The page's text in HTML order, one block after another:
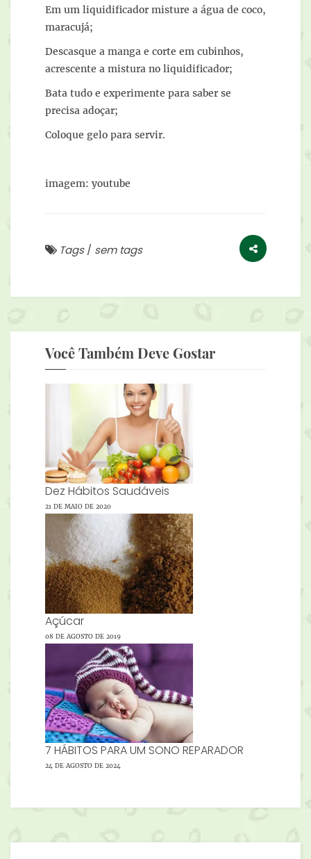
Em um liquidificador misture a água de coco,
maracujá;
Descasque a manga e corte em cubinhos,
acrescente a mistura no liquidificador;
Bata tudo e experimente para saber se
precisa adoçar;
Coloque gelo para servir.
imagem: youtube
Tags/ sem tags
Você Também Deve Gostar
Dez Hábitos Saudáveis
21 DE MAIO DE 2020
Açúcar
08 DE AGOSTO DE 2019
7 HÁBITOS PARA UM SONO REPARADOR
24 DE AGOSTO DE 2024